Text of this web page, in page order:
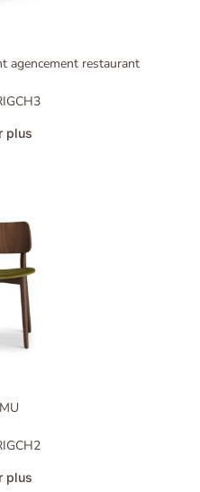
agencement restaurant
plus
plus